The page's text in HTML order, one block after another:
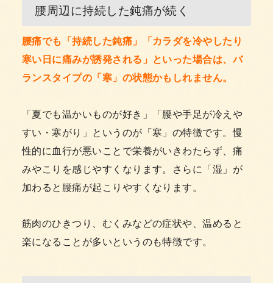
腰周辺に持続した鈍痛が続く
腰痛でも「持続した鈍痛」「カラダを冷やしたり
寒い日に痛みが誘発される」といった場合は、バ
ランスタイプの「寒」の状態かもしれません。
「夏でも温かいものが好き」「腰や手足が冷えや
すい・寒がり」というのが「寒」の特徴です。慢
性的に血行が悪いことで栄養がいきわたらず、痛
みやこりを感じやすくなります。さらに「湿」が
加わると腰痛が起こりやすくなります。
筋肉のひきつり、むくみなどの症状や、温めると
楽になることが多いというのも特徴です。